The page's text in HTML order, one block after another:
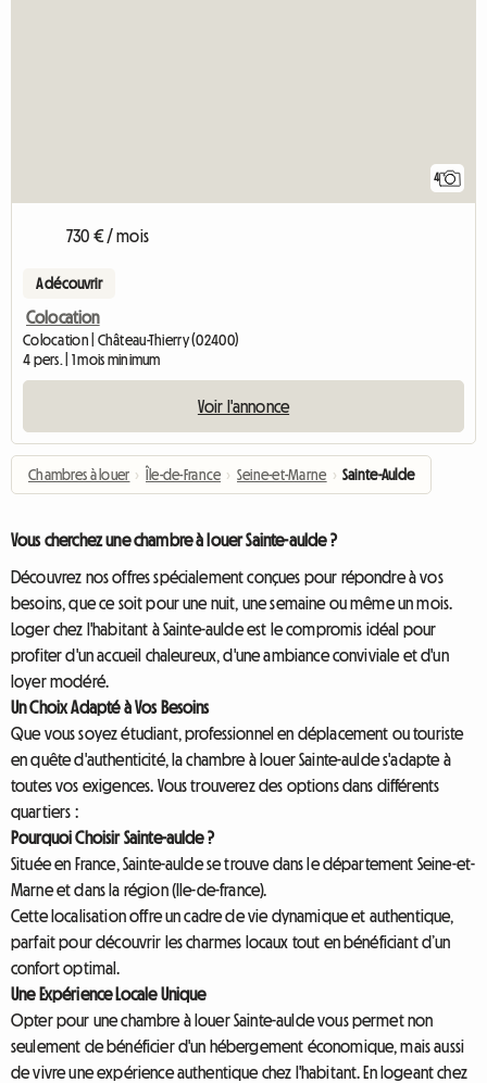
4
730 € / mois
A découvrir
Colocation
Colocation | Château-Thierry (02400)
4 pers. | 1 mois minimum
Voir l'annonce
Chambres à louer › Île-de-France › Seine-et-Marne › Sainte-Aulde
Vous cherchez une chambre à louer Sainte-aulde ?
Découvrez nos offres spécialement conçues pour répondre à vos
besoins, que ce soit pour une nuit, une semaine ou même un mois.
Loger chez l'habitant à Sainte-aulde est le compromis idéal pour
profiter d'un accueil chaleureux, d'une ambiance conviviale et d'un
loyer modéré.
Un Choix Adapté à Vos Besoins
Que vous soyez étudiant, professionnel en déplacement ou touriste
en quête d'authenticité, la chambre à louer Sainte-aulde s'adapte à
toutes vos exigences. Vous trouverez des options dans différents
quartiers :
Pourquoi Choisir Sainte-aulde ?
Située en France, Sainte-aulde se trouve dans le département Seine-et-
Marne et dans la région (Ile-de-france).
Cette localisation offre un cadre de vie dynamique et authentique,
parfait pour découvrir les charmes locaux tout en bénéficiant d’un
confort optimal.
Une Expérience Locale Unique
Opter pour une chambre à louer Sainte-aulde vous permet non
seulement de bénéficier d'un hébergement économique, mais aussi
de vivre une expérience authentique chez l'habitant. En logeant chez